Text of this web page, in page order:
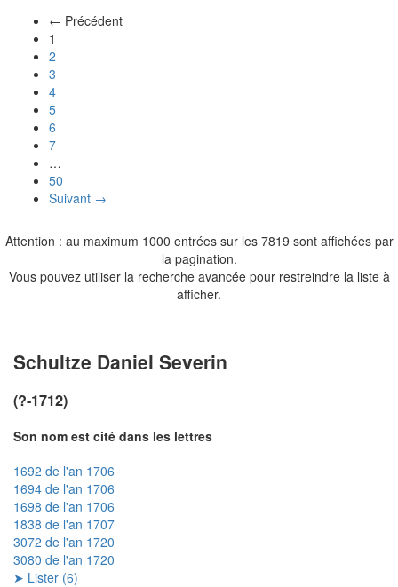
← Précédent
1
2
3
4
5
6
7
…
50
Suivant →
Attention : au maximum 1000 entrées sur les 7819 sont affichées par
la pagination.
Vous pouvez utiliser la recherche avancée pour restreindre la liste à
afficher.
Schultze Daniel Severin
(?-1712)
Son nom est cité dans les lettres
1692 de l'an 1706
1694 de l'an 1706
1698 de l'an 1706
1838 de l'an 1707
3072 de l'an 1720
3080 de l'an 1720
➤ Lister (6)